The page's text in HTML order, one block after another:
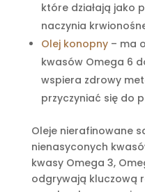
które działają jako
naczynia
Olej konopny– ma
kwasów Omega 6
wspiera zdrowy
przyczyniać się do
Oleje nierafinowane
nienasyconych
kwasy Omega 3,
odgrywają kluczową